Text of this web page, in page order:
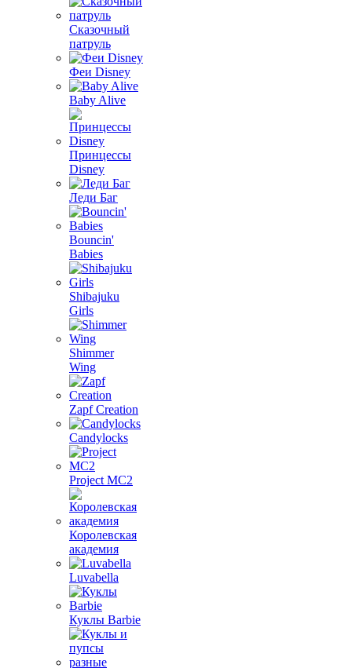
Сказочный
патруль
Феи Disney
Baby Alive
Принцессы
Disney
Леди Баг
Bouncin'
Babies
Shibajuku
Girls
Shimmer
Wing
Zapf Creation
Candylocks
Project MС2
Королевская
академия
Luvabella
Куклы Barbie